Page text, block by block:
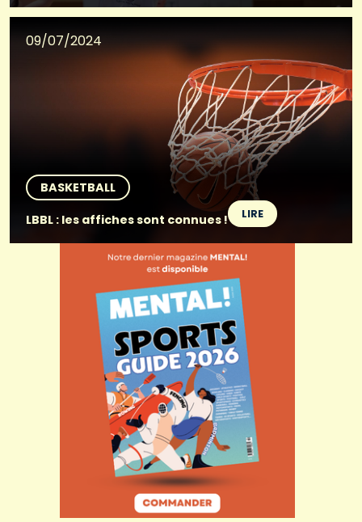
09/07/2024
BASKETBALL
LBBL : les affiches sont connues !
LIRE